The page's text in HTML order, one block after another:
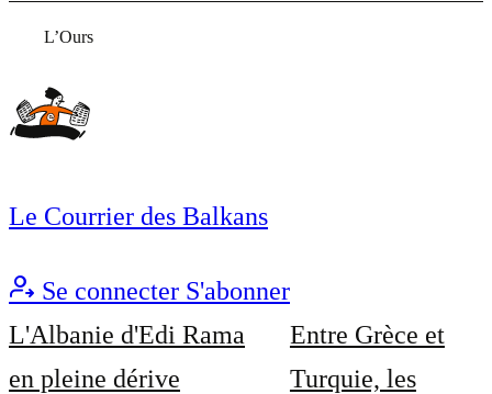
L’Ours
Le Courrier des Balkans
Se connecter S'abonner
L'Albanie d'Edi Rama
en pleine dérive
Entre Grèce et
Turquie, les